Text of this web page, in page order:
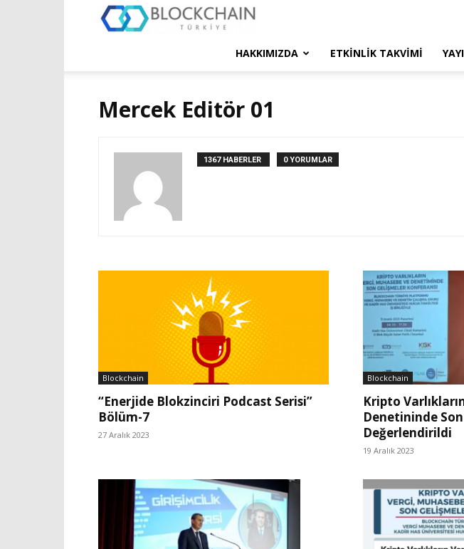
Türkiye
HAKKIMIZDA ETKINLIK TAKVIMI
Mercek Editör 01
1367 HABERLER 0 YORUMLAR
Blockchain
“Enerjide Blokzinciri Podcast Serisi”
Bölüm-7
27 Aralık 2023
Blockchain
Kripto
Denetininde
Değerlendirildi
19 Aralık 2023